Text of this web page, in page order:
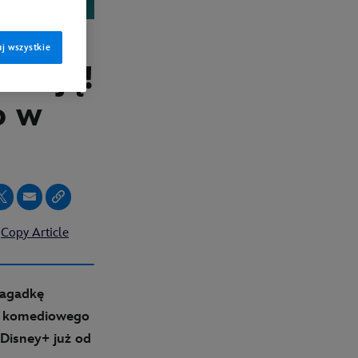
w
Copy Article
już od
wszystkie